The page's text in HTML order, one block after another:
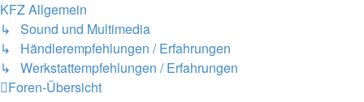
KFZ Allgemein
↳ Sound und Multimedia
↳ Händlerempfehlungen / Erfahrungen
↳ Werkstattempfehlungen / Erfahrungen
Foren-Übersicht